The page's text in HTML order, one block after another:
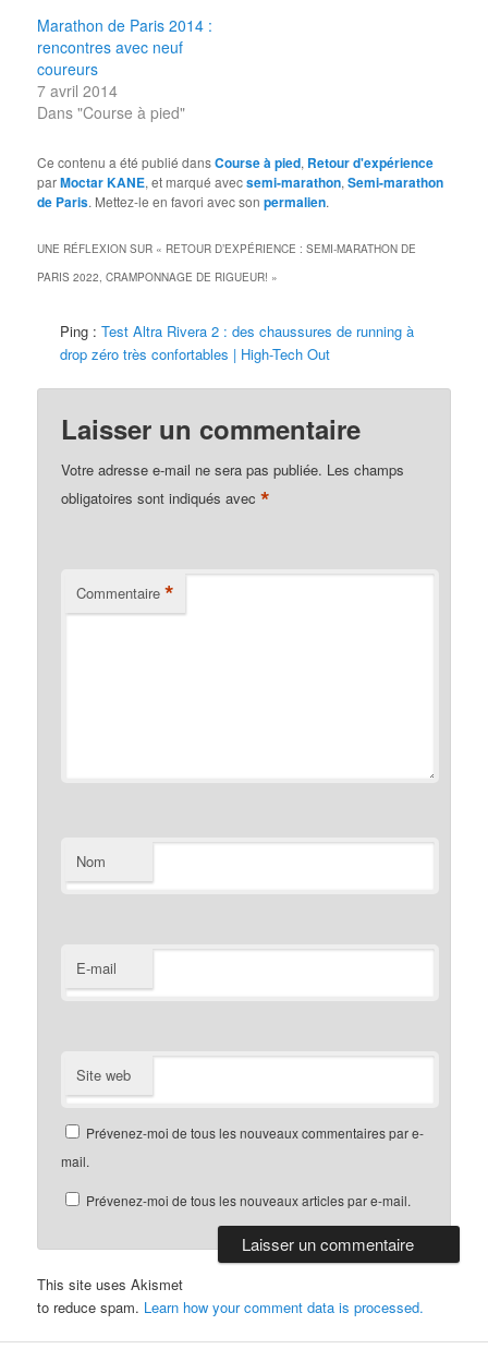
Marathon de Paris 2014 :
rencontres avec neuf
coureurs
7 avril 2014
Dans "Course à pied"
Ce contenu a été publié dansCourse à pied, Retour d'expérience
parMoctar KANE, et marqué avecsemi-marathon,Semi-marathon
de Paris. Mettez-le en favori avec sonpermalien.
UNE RÉFLEXION SUR « RETOUR D’EXPÉRIENCE : SEMI-MARATHON DE
PARIS 2022, CRAMPONNAGE DE RIGUEUR! »
Ping :Test Altra Rivera 2 : des chaussures de running à
drop zéro très confortables | High-Tech Out
Laisser un commentaire
Votre adresse e-mail ne sera pas publiée. Les champs
obligatoires sont indiqués avec*
Commentaire *
Nom
E-mail
Site web
Prévenez-moi de tous les nouveaux commentaires par e-
mail.
Prévenez-moi de tous les nouveaux articles par e-mail.
This site uses Akismet
to reduce spam. Learn how your comment data is processed.